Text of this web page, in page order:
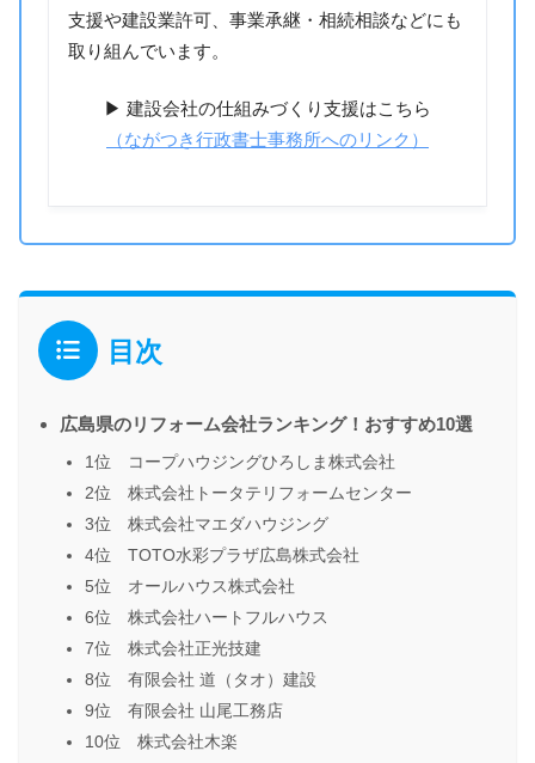
支援や建設業許可、事業承継・相続相談などにも
取り組んでいます。
▶ 建設会社の仕組みづくり支援はこちら
（ながつき行政書士事務所へのリンク）
目次
広島県のリフォーム会社ランキング！おすすめ10選
1位 コープハウジングひろしま株式会社
2位 株式会社トータテリフォームセンター
3位 株式会社マエダハウジング
4位 TOTO水彩プラザ広島株式会社
5位 オールハウス株式会社
6位 株式会社ハートフルハウス
7位 株式会社正光技建
8位 有限会社 道（タオ）建設
9位 有限会社 山尾工務店
10位 株式会社木楽